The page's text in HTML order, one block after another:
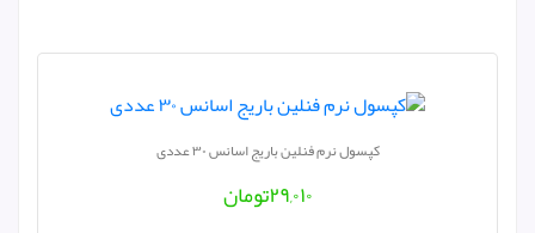
کپسول نرم فنلین باریج اسانس ۳۰ عددی
۲۹,۰۱۰تومان